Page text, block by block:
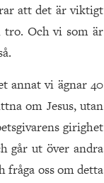
att det är viktigt
tro. Och vi som är
annat vi ägnar 40
om Jesus, utan
girighet
går ut över andra
fråga oss om detta